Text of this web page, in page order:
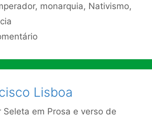
, monarquia, Nativismo,
Lisboa
Seleta em Prosa e verso de